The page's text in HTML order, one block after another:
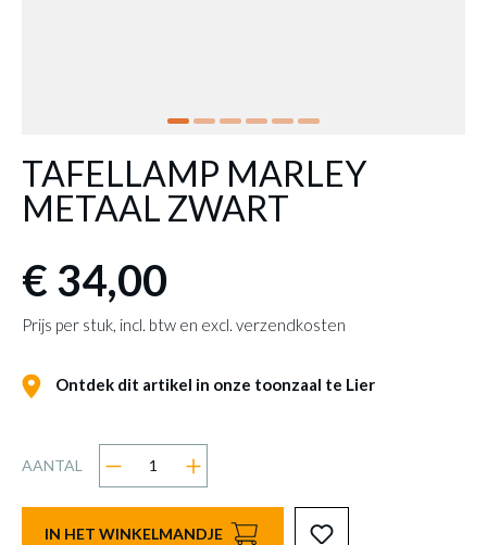
TAFELLAMP MARLEY
METAAL ZWART
€ 34,00
Prijs per stuk, incl. btw en excl. verzendkosten
Ontdek dit artikel in onze toonzaal te Lier
AANTAL
IN HET WINKELMANDJE